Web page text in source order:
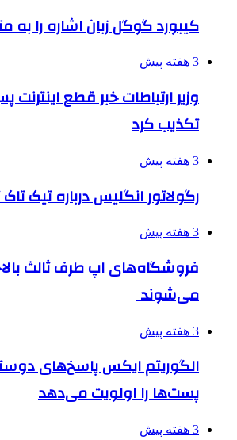
کیبورد گوگل زبان اشاره را به
3 هفته پیش
وزیر ارتباطات خبر قطع اینترنت
تکذیب کرد
3 هفته پیش
رگولاتور انگلیس درباره تیک
3 هفته پیش
فروشگاه‌های اپ طرف ثالث
می‌شوند
3 هفته پیش
الگوریتم ایکس پاسخ‌های
پست‌ها را اولویت می‌دهد
3 هفته پیش